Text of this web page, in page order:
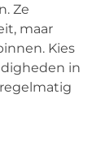
Ze
maar
Kies
in